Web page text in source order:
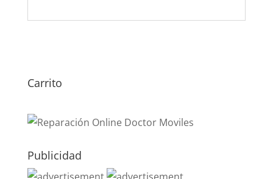
Carrito
Publicidad